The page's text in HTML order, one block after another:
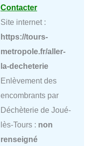
Contacter
Site internet :
https://tours-
metropole.fr/aller-
la-decheterie
Enlèvement des
encombrants par
Déchèterie de Joué-
lès-Tours : non
renseigné